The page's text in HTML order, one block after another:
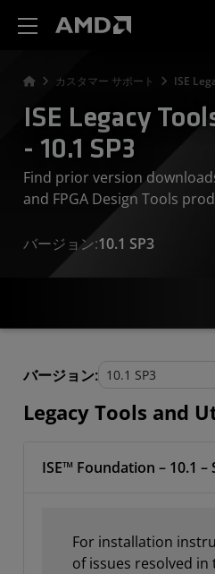
カスタマー サポート ISE
ISE Legacy
- 10.1 SP3
Find prior version
and FPGA Design Tools
バージョン:10.1 SP3
バージョン:
Legacy Tools and
ISE™ Foundation – 10.1 –
For installation
of issues resolved in